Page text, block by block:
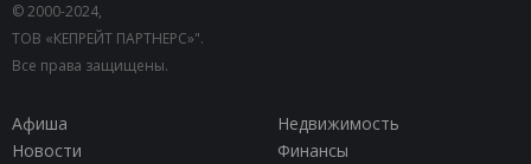
© 2000-2024,
ТОВ «КЕПРЕЙТ ПАРТНЕРС»".
Все права защищены.
Афиша
Недвижимость
Новости
Финансы